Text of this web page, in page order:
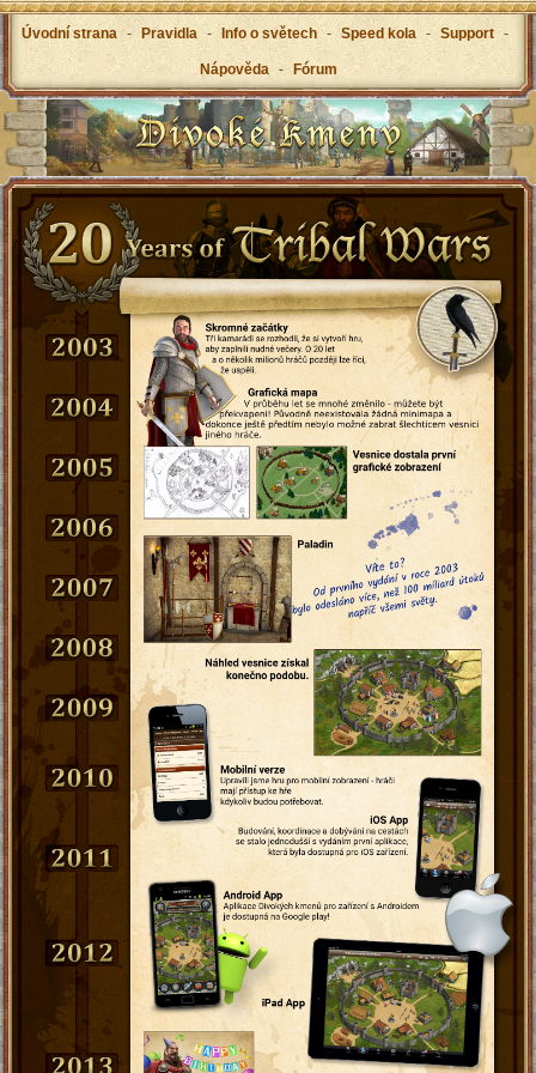
Úvodní strana - Pravidla - Info o světech - Speed kola - Support -
Nápověda - Fórum